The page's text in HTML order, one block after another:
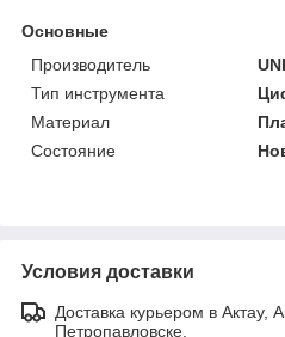
Основные
Производитель
Тип инструмента
Материал
Состояние
Условия доставки
Доставка курьером в Актау,
Петропавловске.